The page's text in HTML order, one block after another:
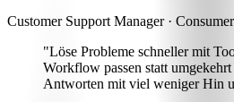
Customer Support Manager ·
"Löse Probleme schneller mit
Workflow passen statt umgekehrt
Antworten mit viel weniger Hin